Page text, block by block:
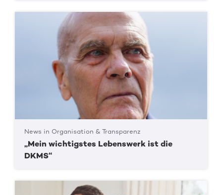
News in Organisation & Transparenz
„Mein wichtigstes Lebenswerk ist die
DKMS“